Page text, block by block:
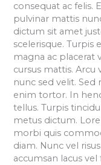
consequat ac felis.
pulvinar mattis
dictum sit amet
scelerisque. Turpis
magna ac placerat
cursus mattis.
nunc sed velit. Sed
enim tortor. In
tellus. Turpis
metus dictum.
morbi quis
diam. Nunc vel
accumsan lacus